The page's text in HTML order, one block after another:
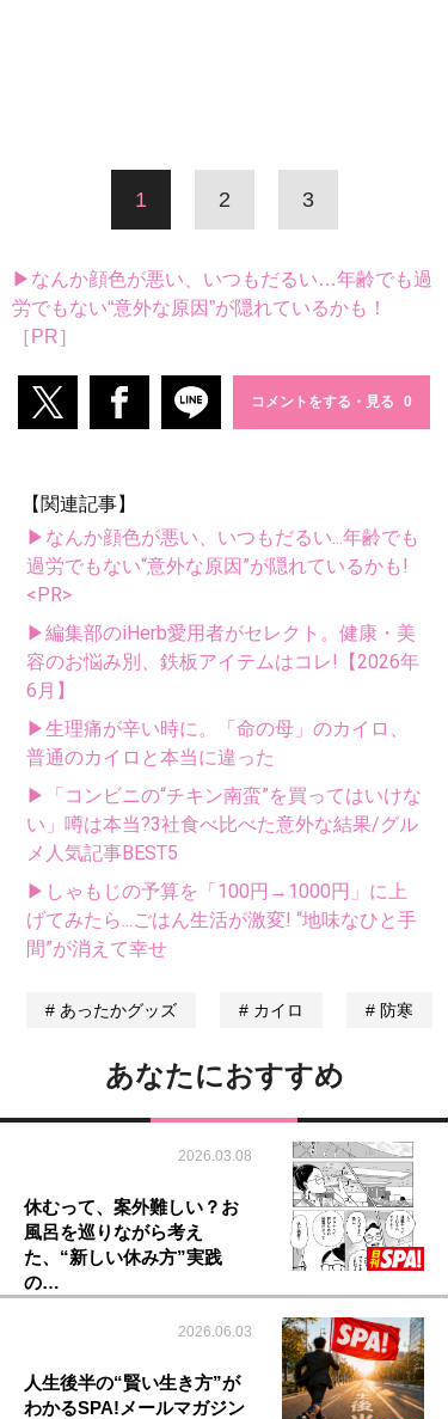
1 2 3
▶なんか顔色が悪い、いつもだるい…年齢でも過
労でもない“意外な原因”が隠れているかも！
［PR］
コメントをする・見る
【関連記事】
▶なんか顔色が悪い、いつもだるい...年齢でも
過労でもない“意外な原因”が隠れているかも!
<PR>
▶編集部のiHerb愛用者がセレクト。健康・美
容のお悩み別、鉄板アイテムはコレ!【2026年
6月】
▶生理痛が辛い時に。「命の母」のカイロ、
普通のカイロと本当に違った
▶「コンビニの“チキン南蛮”を買ってはいけな
い」噂は本当?3社食べ比べた意外な結果/グル
メ人気記事BEST5
▶しゃもじの予算を「100円→1000円」に上
げてみたら...ごはん生活が激変! “地味なひと手
間”が消えて幸せ
あったかグッズ カイロ 防寒
あなたにおすすめ
2026.03.08
休むって、案外難しい？お
風呂を巡りながら考え
た、“新しい休み方”実践
の…
2026.06.03
人生後半の“賢い生き方”が
わかるSPA!メールマガジン